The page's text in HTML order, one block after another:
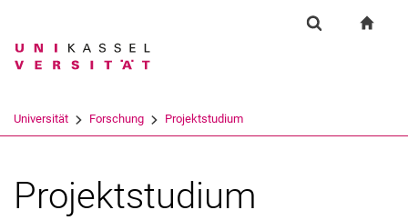
Springe direkt zu: Inhalt
Springe direkt zu: Suche
Springe direkt zu:
Suchbegriff
Universität Forschung Projektstudium
Projektstudium